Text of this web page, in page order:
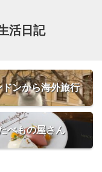
活日記
ドンから海外旅行
べもの屋さん